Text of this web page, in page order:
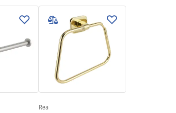
Rea